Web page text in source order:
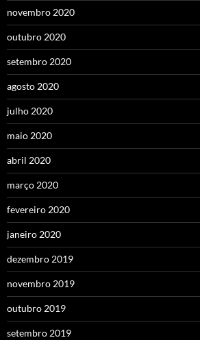
novembro 2020
outubro 2020
setembro 2020
agosto 2020
julho 2020
maio 2020
abril 2020
março 2020
fevereiro 2020
janeiro 2020
dezembro 2019
novembro 2019
outubro 2019
setembro 2019